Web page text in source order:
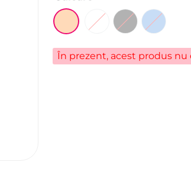
În prezent, acest produs